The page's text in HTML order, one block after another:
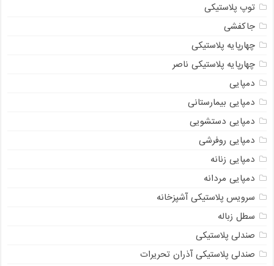
توپ پلاستیکی
جاکفشی
چهارپایه پلاستیکی
چهارپایه پلاستیکی ناصر
دمپایی
دمپایی بیمارستانی
دمپایی دستشویی
دمپایی روفرشی
دمپایی زنانه
دمپایی مردانه
سرویس پلاستیکی آشپزخانه
سطل زباله
صندلی پلاستیکی
صندلی پلاستیکی آذران تحریرات